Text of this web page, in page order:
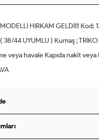
HIRKAM GELDİ!!! Kod;
38/44 UYUMLU ) Kumaş ; TRİKO
veya havale Kapıda nakit